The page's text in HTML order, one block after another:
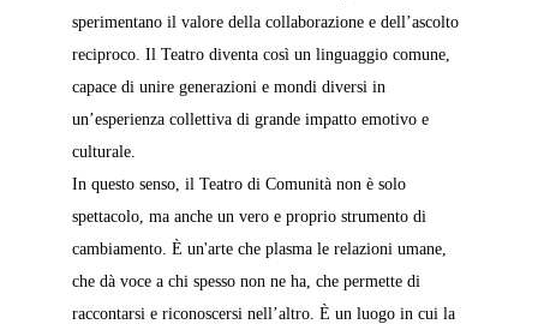
sperimentano il valore della collaborazione e dell’ascolto
reciproco. Il Teatro diventa così un linguaggio comune,
capace di unire generazioni e mondi diversi in
un’esperienza collettiva di grande impatto emotivo e
culturale.
In questo senso, il Teatro di Comunità non è solo
spettacolo, ma anche un vero e proprio strumento di
cambiamento. È un'arte che plasma le relazioni umane,
che dà voce a chi spesso non ne ha, che permette di
raccontarsi e riconoscersi nell’altro. È un luogo in cui la